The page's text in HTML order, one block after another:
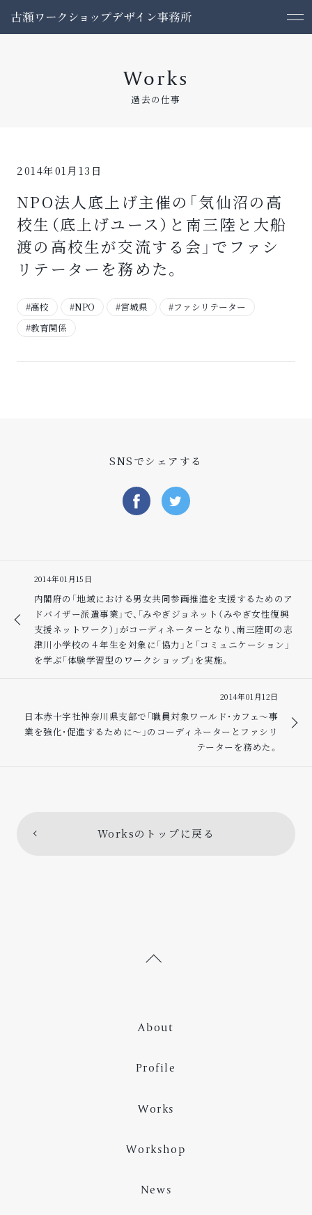
Works
過去の仕事
2014年01月13日
NPO法人底上げ主催の「気仙沼の高
校生（底上げユース）と南三陸と大船
渡の高校生が交流する会」でファシ
リテーターを務めた。
#高校 #NPO #宮城県
#ファシリテーター
#教育関係
SNSでシェアする
2014年01月15日
内閣府の「地域における男女共同参画推進を支援するためのア
ドバイザー派遣事業」で、「みやぎジョネット（みやぎ女性復興
支援ネットワーク）」がコーディネーターとなり、南三陸町の志
津川小学校の４年生を対象に「協力」と「コミュニケーション」
を学ぶ「体験学習型のワークショップ」を実施。
2014年01月12日
日本赤十字社神奈川県支部で「職員対象ワールド・カフェ〜事
業を強化・促進するために〜」のコーディネーターとファシリ
テーターを務めた。
Worksのトップに戻る
About
Profile
Works
Workshop
News